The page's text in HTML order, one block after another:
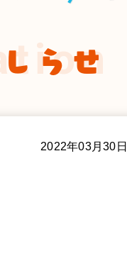
らせ
2022年03月30日